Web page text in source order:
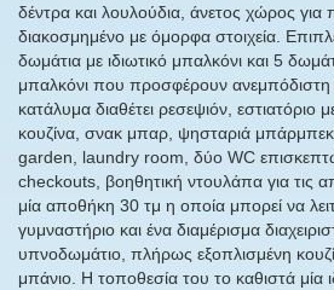
δέντρα και λουλούδια, άνετος χώρος για
διακοσμημένο με όμορφα στοιχεία.
δωμάτια με ιδιωτικό μπαλκόνι και 5
μπαλκόνι που προσφέρουν
κατάλυμα διαθέτει ρεσεψιόν, εστιατόριο
κουζίνα, σνακ μπαρ, ψησταριά
garden, laundry room, δύο WC
checkouts, βοηθητική ντουλάπα για τις
μία αποθήκη 30 τμ η οποία μπορεί να
γυμναστήριο και ένα διαμέρισμα
υπνοδωμάτιο, πλήρως εξοπλισμένη
μπάνιο. Η τοποθεσία του το καθιστά μία